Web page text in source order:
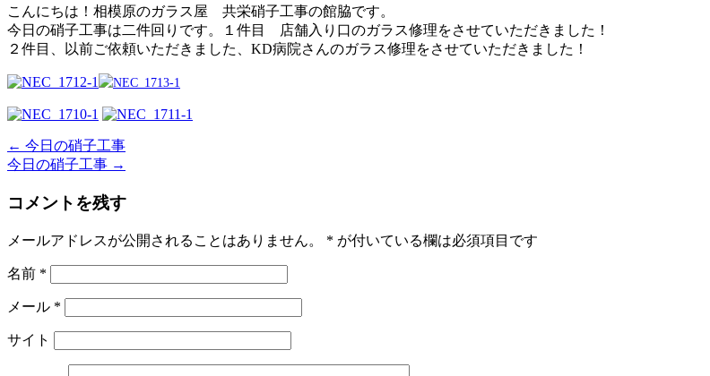
こんにちは！相模原のガラス屋 共栄硝子工事の館脇です。
今日の硝子工事は二件回りです。１件目 店舗入り口のガラス修理をさせていただきました！
２件目、以前ご依頼いただきました、KD病院さんのガラス修理をさせていただきました！
← 今日の硝子工事
今日の硝子工事 →
コメントを残す
メールアドレスが公開されることはありません。 * が付いている欄は必須項目です
名前 *
メール *
サイト